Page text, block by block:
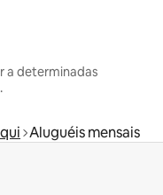
a determinadas
Aluguéis mensais